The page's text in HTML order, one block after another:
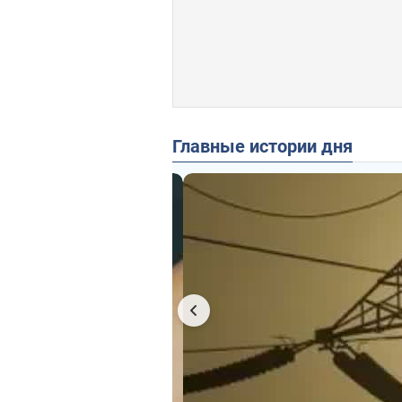
Главные истории дня